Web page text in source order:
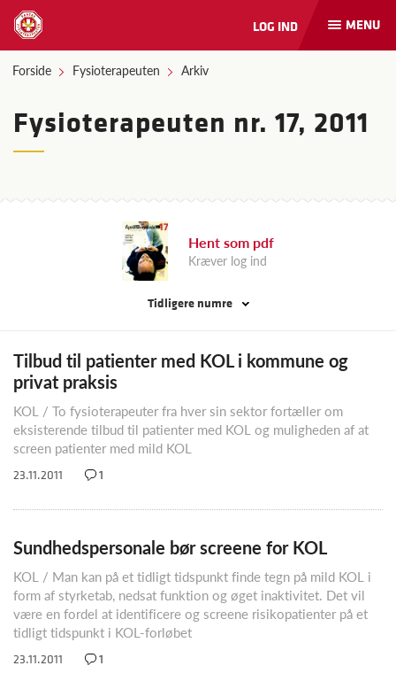
Åbn
og
MENU
LOG IND
Forside Fysioterapeuten Arkiv
Fysioterapeuten nr. 17, 2011
Hent som pdf
Kræver log ind
Tidligere numre
Tilbud til patienter med KOL i kommune og
privat praksis
KOL / To fysioterapeuter fra hver sin sektor fortæller om
eksisterende tilbud til patienter med KOL og muligheden af at
screen patienter med mild KOL
23.11.2011 1
Sundhedspersonale bør screene for KOL
KOL / Man kan på et tidligt tidspunkt finde tegn på mild KOL i
form af styrketab, nedsat funktion og øget inaktivitet. Det vil
være en fordel at identificere og screene risikopatienter på et
tidligt tidspunkt i KOL-forløbet
23.11.2011 1